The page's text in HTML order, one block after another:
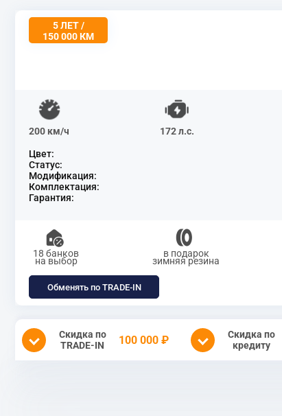
5 ЛЕТ /
150 000 КМ
200 км/ч 172 л.с.
Цвет:
Статус:
Модификация:
Комплектация:
Гарантия:
18 банков
на выбор
в подарок
зимняя резина
Обменять по TRADE-IN
Скидка по
TRADE-IN
100 000 ₽
Скидка по
кредиту